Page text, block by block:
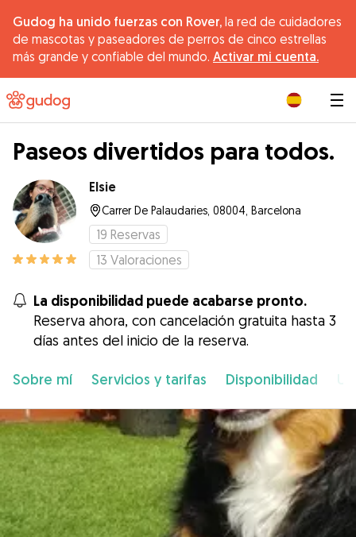
Gudog ha unido fuerzas con Rover, la red de cuidadores
de mascotas y paseadores de perros de cinco estrellas
más grande y confiable del mundo. Activar mi cuenta.
Paseos divertidos para todos.
Elsie
Carrer De Palaudaries, 08004, Barcelona
19 Reservas
13 Valoraciones
La disponibilidad puede acabarse pronto.
Reserva ahora, con cancelación gratuita hasta 3
días antes del inicio de la reserva.
Sobre mí Servicios y tarifas Disponibilidad